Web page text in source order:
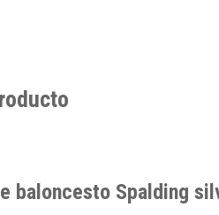
baloncesto Spalding